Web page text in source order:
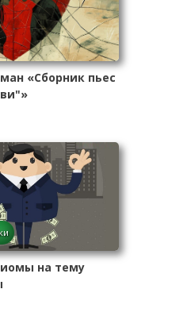
«Сборник пьес
на тему